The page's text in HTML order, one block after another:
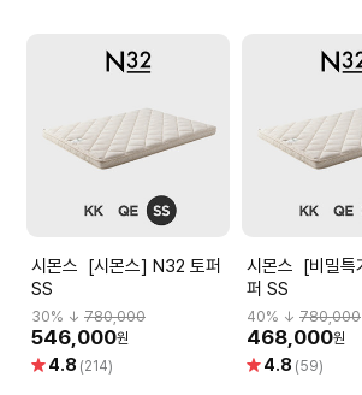
시몬스 [시몬스] N32 토퍼
SS
30% ↓ 780,000
546,000원
별 4.8 (214)
시몬스 [비밀특가] N32 토
퍼 SS
40% ↓780,000
468,000원
별 4.8 (59)